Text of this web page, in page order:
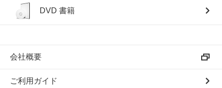
DVD 書籍
会社概要
ご利用ガイド